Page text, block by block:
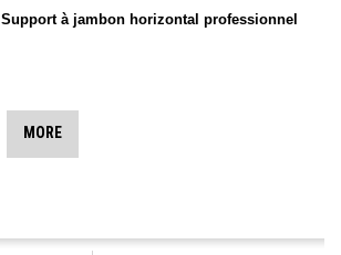
Support à jambon horizontal professionnel
MORE